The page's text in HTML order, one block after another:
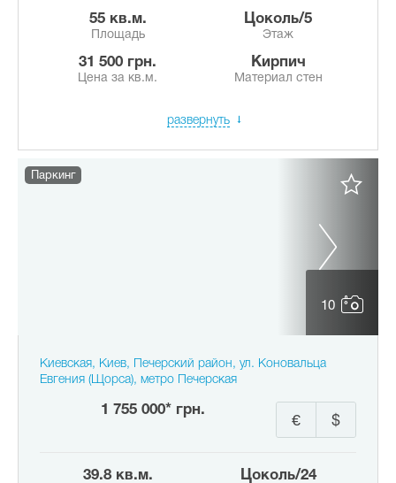
55 кв.м.
Площадь
цоколь/5
Этаж
31 500 грн.
Цена за кв.м.
Кирпич
Материал стен
развернуть
10
Паркинг
Киевская, Киев, Печерский район, ул. Коновальца
Евгения (Щорса), метро Печерская
1 755 000* грн.
$
€
39.8 кв.м. цоколь/24